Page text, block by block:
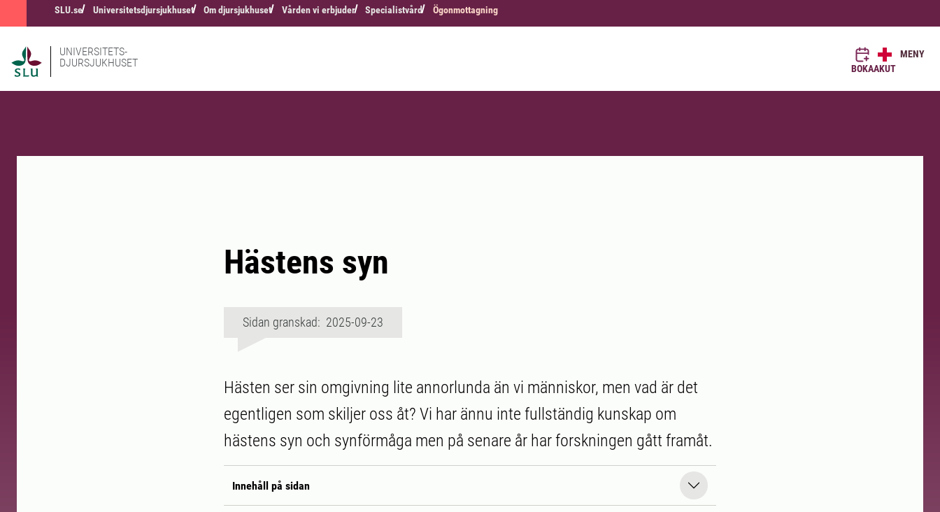
SLU.se Universitetsdjursjukhuset Om djursjukhuset Vården vi erbjuder Specialistvård Ögonmottagning
UNIVERSITETS-
DJURSJUKHUSET
BOKAAKUT
MENY
Hästens syn
Sidan granskad: 2025-09-23
Hästen ser sin omgivning lite annorlunda än vi människor, men vad är det
egentligen som skiljer oss åt? Vi har ännu inte fullständig kunskap om
hästens syn och synförmåga men på senare år har forskningen gått framåt.
Innehåll på sidan